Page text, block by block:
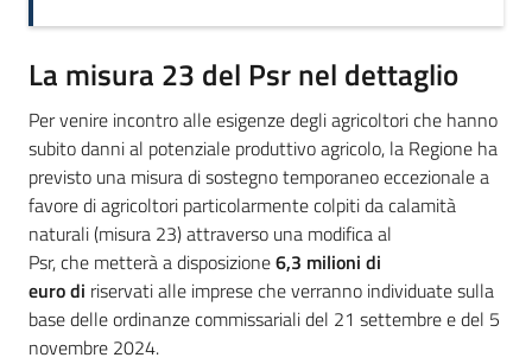
La misura 23 del Psr nel dettaglio
Per venire incontro alle esigenze degli agricoltori che hanno
subito danni al potenziale produttivo agricolo, la Regione ha
previsto una misura di sostegno temporaneo eccezionale a
favore di agricoltori particolarmente colpiti da calamità
naturali (misura 23) attraverso una modifica al
Psr, che metterà a disposizione6,3 milioni di
euro di riservati alle imprese che verranno individuate sulla
base delle ordinanze commissariali del 21 settembre e del 5
novembre 2024.